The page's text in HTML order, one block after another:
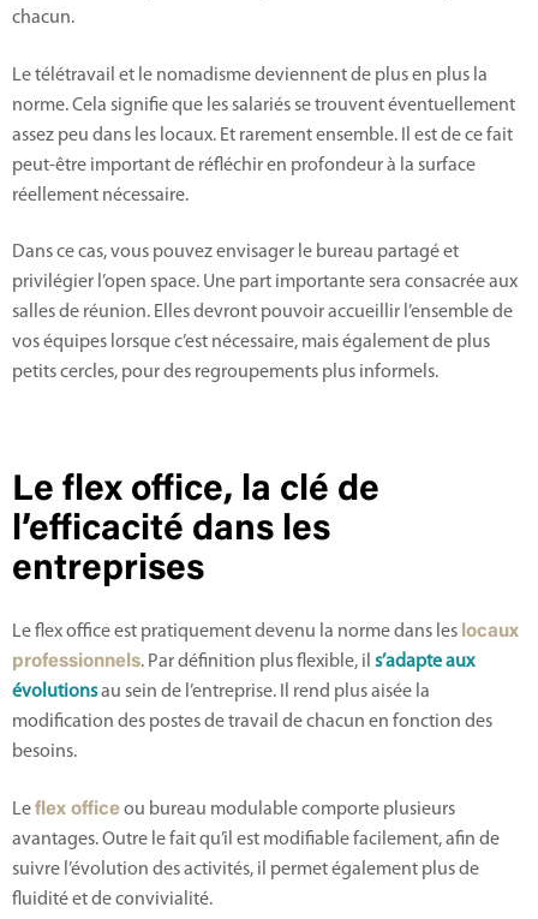
chacun.
Le télétravail et le nomadisme deviennent de plus en plus la
norme. Cela signifie que les salariés se trouvent éventuellement
assez peu dans les locaux. Et rarement ensemble. Il est de ce fait
peut-être important de réfléchir en profondeur à la surface
réellement nécessaire.
Dans ce cas, vous pouvez envisager le bureau partagé et
privilégier l’open space. Une part importante sera consacrée aux
salles de réunion. Elles devront pouvoir accueillir l’ensemble de
vos équipes lorsque c’est nécessaire, mais également de plus
petits cercles, pour des regroupements plus informels.
Le flex office, la clé de
l’efficacité dans les
entreprises
Le flex office est pratiquement devenu la norme dans les locaux
professionnels. Par définition plus flexible, il s’adapte aux
évolutionsau sein de l’entreprise. Il rend plus aisée la
modification des postes de travail de chacun en fonction des
besoins.
Leflex officeou bureau modulable comporte plusieurs
avantages. Outre le fait qu’il est modifiable facilement, afin de
suivre l’évolution des activités, il permet également plus de
fluidité et de convivialité.